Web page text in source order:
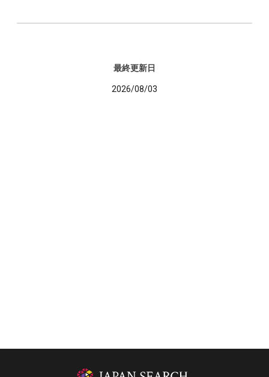
最終更新日
2026/08/03